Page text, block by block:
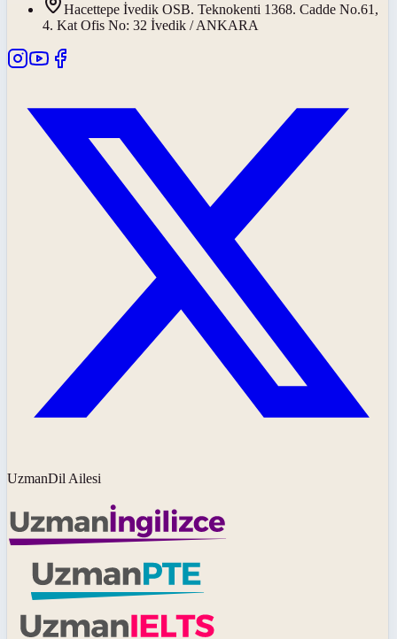
Hacettepe İvedik OSB. Teknokenti 1368. Cadde No.61,
4. Kat Ofis No: 32 İvedik / ANKARA
UzmanDil Ailesi